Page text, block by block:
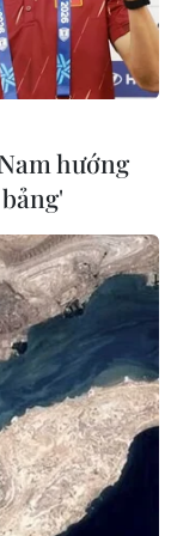
tỉnh Thái Bình
vào lớp 10 năm
TTXVN)
luật, xét đề
hướng